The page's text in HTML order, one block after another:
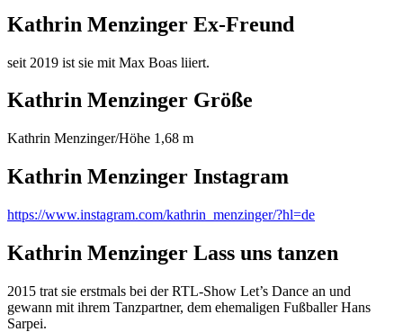
Kathrin Menzinger Ex-Freund
seit 2019 ist sie mit Max Boas liiert.
Kathrin Menzinger Größe
Kathrin Menzinger/Höhe 1,68 m
Kathrin Menzinger Instagram
https://www.instagram.com/kathrin_menzinger/?hl=de
Kathrin Menzinger Lass uns tanzen
2015 trat sie erstmals bei der RTL-Show Let’s Dance an und
gewann mit ihrem Tanzpartner, dem ehemaligen Fußballer Hans
Sarpei.